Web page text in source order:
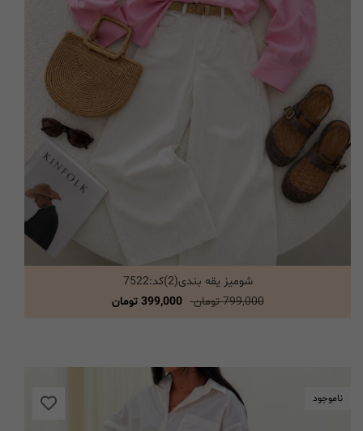
انتخاب گزینه ها
شومیز یقه بندی(2)کد:7522
799,000 تومان
399,000 تومان
ناموجود